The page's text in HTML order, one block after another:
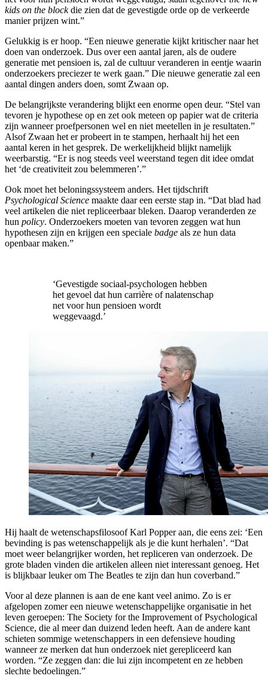
kids on the blockdie zien dat de gevestigde orde op de verkeerde
manier prijzen wint.”
Gelukkig is er hoop. “Een nieuwe generatie kijkt kritischer naar het
doen van onderzoek. Dus over een aantal jaren, als de oudere
generatie met pensioen is, zal de cultuur veranderen in eentje waarin
onderzoekers preciezer te werk gaan.” Die nieuwe generatie zal een
aantal dingen anders doen, somt Zwaan op.
De belangrijkste verandering blijkt een enorme open deur. “Stel van
tevoren je hypothese op en zet ook meteen op papier wat de criteria
zijn wanneer proefpersonen wel en niet meetellen in je resultaten.”
Alsof Zwaan het er probeert in te stampen, herhaalt hij het een
aantal keren in het gesprek. De werkelijkheid blijkt namelijk
weerbarstig. “Er is nog steeds veel weerstand tegen dit idee omdat
het ‘de creativiteit zou belemmeren’.”
Ook moet het beloningssysteem anders. Het tijdschrift
Psychological Science maakte daar een eerste stap in. “Dat blad had
veel artikelen die niet repliceerbaar bleken. Daarop veranderden ze
hun policy. Onderzoekers moeten van tevoren zeggen wat hun
hypothesen zijn en krijgen een speciale badge als ze hun data
openbaar maken.”
‘Gevestigde sociaal-psychologen hebben
het gevoel dat hun carrière of nalatenschap
net voor hun pensioen wordt
weggevaagd.’
Hij haalt de wetenschapsfilosoof Karl Popper aan, die eens zei: ‘Een
bevinding is pas wetenschappelijk als je die kunt herhalen’. “Dat
moet weer belangrijker worden, het repliceren van onderzoek. De
grote bladen vinden die artikelen alleen niet interessant genoeg. Het
is blijkbaar leuker om The Beatles te zijn dan hun coverband.”
Voor al deze plannen is aan de ene kant veel animo. Zo is er
afgelopen zomer een nieuwe wetenschappelijke organisatie in het
leven geroepen: The Society for the Improvement of Psychological
Science, die al meer dan duizend leden heeft. Aan de andere kant
schieten sommige wetenschappers in een defensieve houding
wanneer ze merken dat hun onderzoek niet gerepliceerd kan
worden. “Ze zeggen dan: die lui zijn incompetent en ze hebben
slechte bedoelingen.”